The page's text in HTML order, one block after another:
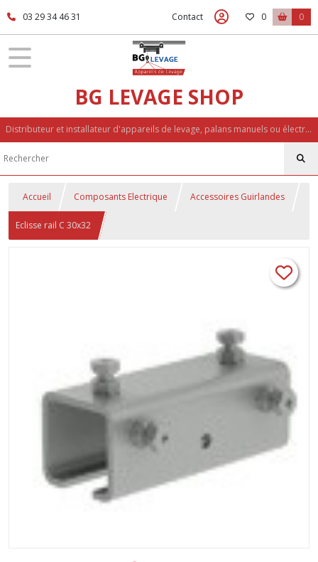
03 29 34 46 31 Contact 0 0
BG LEVAGE SHOP
Distributeur et installateur d'appareils de levage, palans manuels ou électriques, accessoires de levage, palonniers, potences
Accueil Composants Electrique Accessoires Guirlandes
Eclisse rail C 30x32